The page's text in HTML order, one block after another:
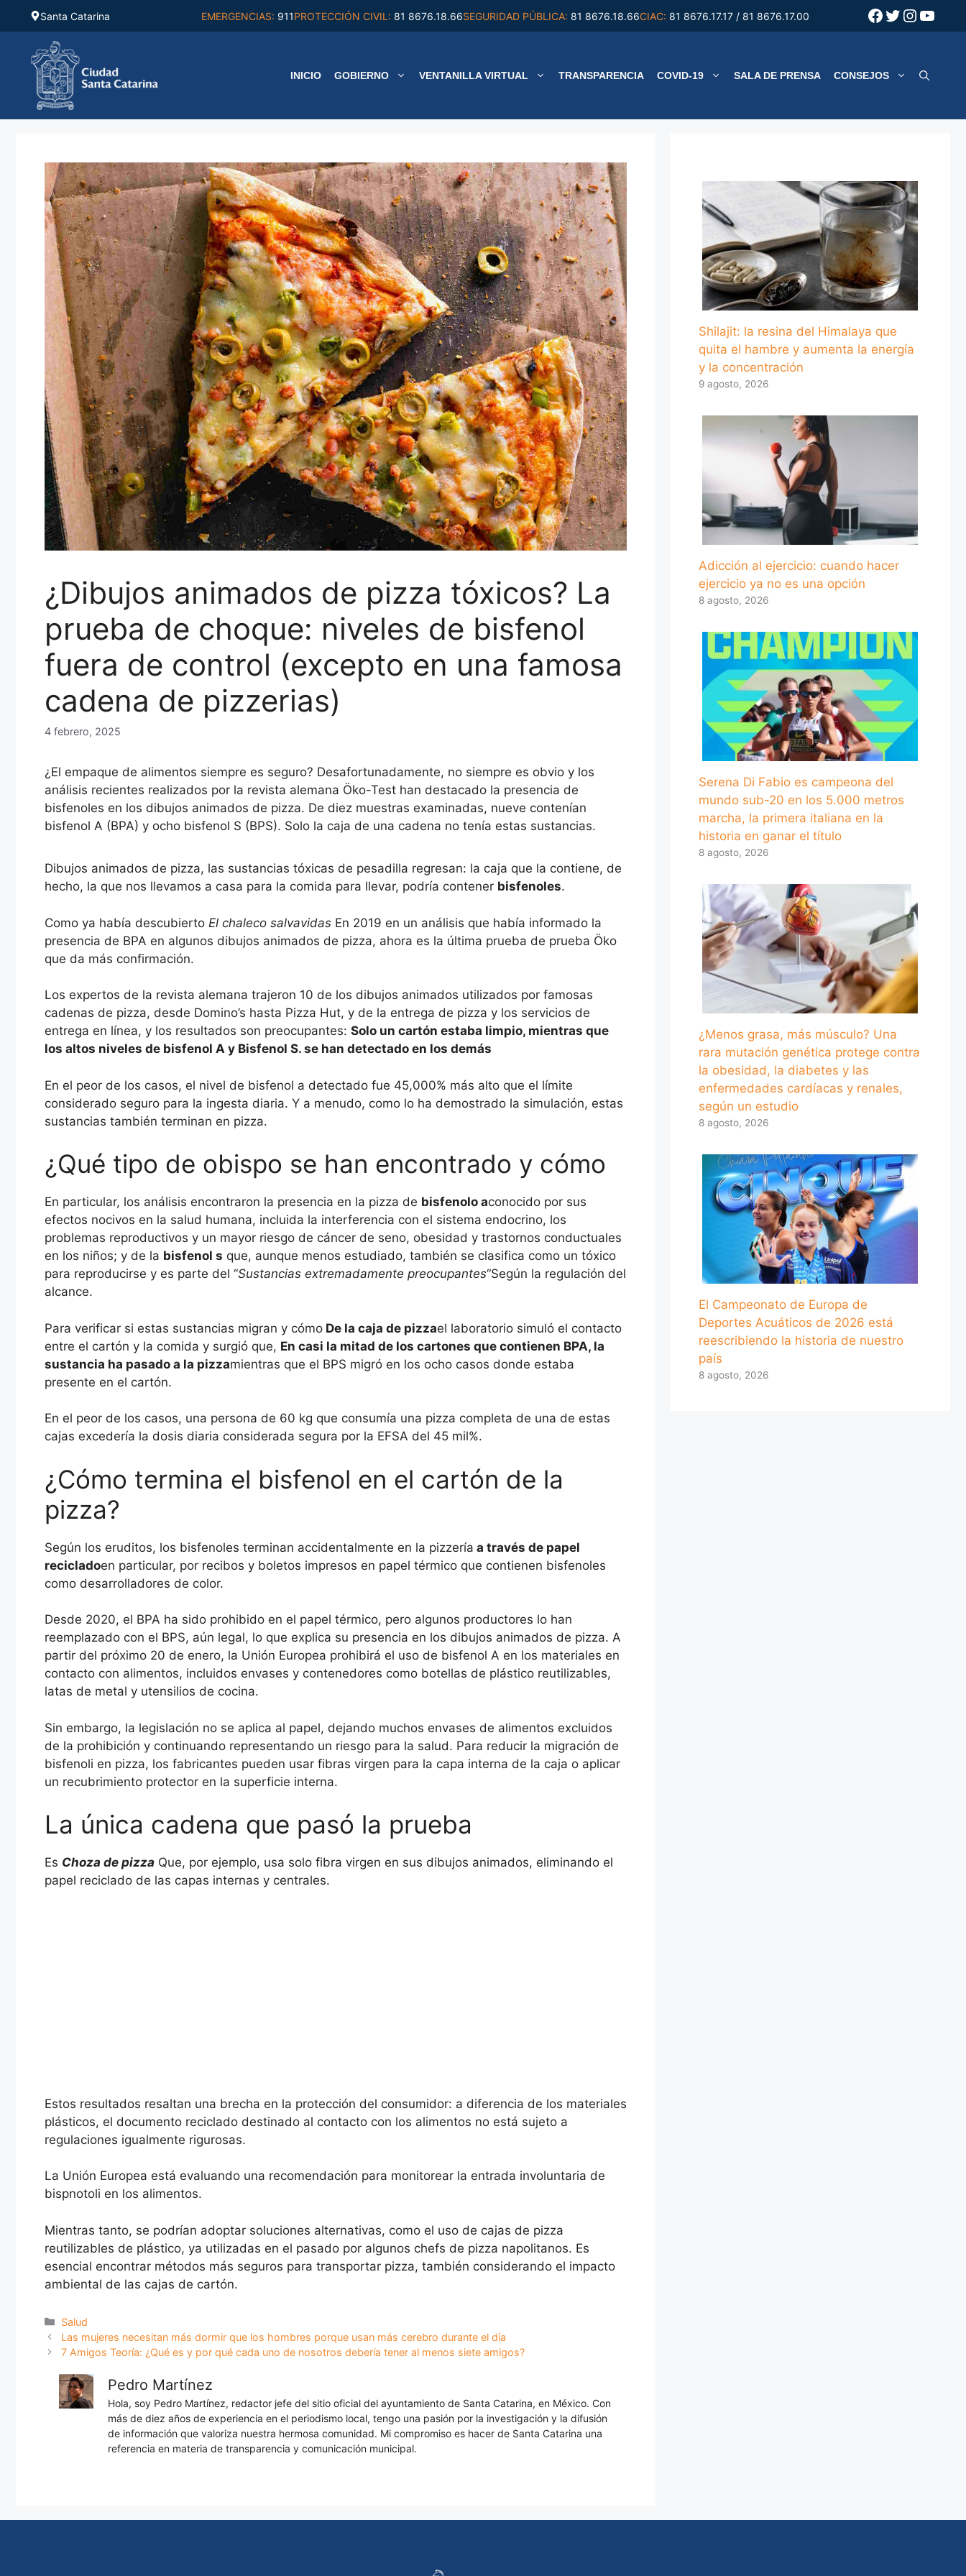
Saltar
contenido
Santa Catarina EMERGENCIAS: 911PROTECCIÓN CIVIL: 81 8676.18.66SEGURIDAD PÚBLICA: 81 8676.18.66CIAC: 81 8676.17.17 / 81 8676.17.00 Facebook
Twitter
INICIO GOBIERNO VENTANILLA VIRTUAL TRANSPARENCIA COVID-19 SALA DE PRENSA CONSEJOS
¿Dibujos animados de pizza tóxicos? La
prueba de choque: niveles de bisfenol
fuera de control (excepto en una famosa
cadena de pizzerias)
4 febrero, 2025
¿El empaque de alimentos siempre es seguro? Desafortunadamente, no siempre es obvio y los
análisis recientes realizados por la revista alemana Öko-Test han destacado la presencia de
bisfenoles en los dibujos animados de pizza. De diez muestras examinadas, nueve contenían
bisfenol A (BPA) y ocho bisfenol S (BPS). Solo la caja de una cadena no tenía estas sustancias.
Dibujos animados de pizza, las sustancias tóxicas de pesadilla regresan: la caja que la contiene, de
hecho, la que nos llevamos a casa para la comida para llevar, podría contener bisfenoles.
Como ya había descubierto El chaleco salvavidas En 2019 en un análisis que había informado la
presencia de BPA en algunos dibujos animados de pizza, ahora es la última prueba de prueba Öko
que da más confirmación.
Los expertos de la revista alemana trajeron 10 de los dibujos animados utilizados por famosas
cadenas de pizza, desde Domino’s hasta Pizza Hut, y de la entrega de pizza y los servicios de
entrega en línea, y los resultados son preocupantes: Solo un cartón estaba limpio, mientras que
los altos niveles de bisfenol A y Bisfenol S. se han detectado en los demás
En el peor de los casos, el nivel de bisfenol a detectado fue 45,000% más alto que el límite
considerado seguro para la ingesta diaria. Y a menudo, como lo ha demostrado la simulación, estas
sustancias también terminan en pizza.
¿Qué tipo de obispo se han encontrado y cómo
En particular, los análisis encontraron la presencia en la pizza de bisfenolo aconocido por sus
efectos nocivos en la salud humana, incluida la interferencia con el sistema endocrino, los
problemas reproductivos y un mayor riesgo de cáncer de seno, obesidad y trastornos conductuales
en los niños; y de la bisfenol s que, aunque menos estudiado, también se clasifica como un tóxico
para reproducirse y es parte del “Sustancias extremadamente preocupantes“Según la regulación del
alcance.
Para verificar si estas sustancias migran y cómo De la caja de pizzael laboratorio simuló el contacto
entre el cartón y la comida y surgió que, En casi la mitad de los cartones que contienen BPA, la
sustancia ha pasado a la pizzamientras que el BPS migró en los ocho casos donde estaba
presente en el cartón.
En el peor de los casos, una persona de 60 kg que consumía una pizza completa de una de estas
cajas excedería la dosis diaria considerada segura por la EFSA del 45 mil%.
¿Cómo termina el bisfenol en el cartón de la
pizza?
Según los eruditos, los bisfenoles terminan accidentalmente en la pizzería a través de papel
recicladoen particular, por recibos y boletos impresos en papel térmico que contienen bisfenoles
como desarrolladores de color.
Desde 2020, el BPA ha sido prohibido en el papel térmico, pero algunos productores lo han
reemplazado con el BPS, aún legal, lo que explica su presencia en los dibujos animados de pizza. A
partir del próximo 20 de enero, la Unión Europea prohibirá el uso de bisfenol A en los materiales en
contacto con alimentos, incluidos envases y contenedores como botellas de plástico reutilizables,
latas de metal y utensilios de cocina.
Sin embargo, la legislación no se aplica al papel, dejando muchos envases de alimentos excluidos
de la prohibición y continuando representando un riesgo para la salud. Para reducir la migración de
bisfenoli en pizza, los fabricantes pueden usar fibras virgen para la capa interna de la caja o aplicar
un recubrimiento protector en la superficie interna.
La única cadena que pasó la prueba
Es Choza de pizza Que, por ejemplo, usa solo fibra virgen en sus dibujos animados, eliminando el
papel reciclado de las capas internas y centrales.
Estos resultados resaltan una brecha en la protección del consumidor: a diferencia de los materiales
plásticos, el documento reciclado destinado al contacto con los alimentos no está sujeto a
regulaciones igualmente rigurosas.
La Unión Europea está evaluando una recomendación para monitorear la entrada involuntaria de
bispnotoli en los alimentos.
Mientras tanto, se podrían adoptar soluciones alternativas, como el uso de cajas de pizza
reutilizables de plástico, ya utilizadas en el pasado por algunos chefs de pizza napolitanos. Es
esencial encontrar métodos más seguros para transportar pizza, también considerando el impacto
ambiental de las cajas de cartón.
Categorías
Salud
Las mujeres necesitan más dormir que los hombres porque usan más cerebro durante el día
7 Amigos Teoría: ¿Qué es y por qué cada uno de nosotros debería tener al menos siete amigos?
Pedro Martínez
Hola, soy Pedro Martínez, redactor jefe del sitio oficial del ayuntamiento de Santa Catarina, en México. Con
más de diez años de experiencia en el periodismo local, tengo una pasión por la investigación y la difusión
de información que valoriza nuestra hermosa comunidad. Mi compromiso es hacer de Santa Catarina una
referencia en materia de transparencia y comunicación municipal.
Shilajit: la resina del Himalaya que
quita el hambre y aumenta la energía
y la concentración
9 agosto, 2026
Adicción al ejercicio: cuando hacer
ejercicio ya no es una opción
8 agosto, 2026
Serena Di Fabio es campeona del
mundo sub-20 en los 5.000 metros
marcha, la primera italiana en la
historia en ganar el título
8 agosto, 2026
¿Menos grasa, más músculo? Una
rara mutación genética protege contra
la obesidad, la diabetes y las
enfermedades cardíacas y renales,
según un estudio
8 agosto, 2026
El Campeonato de Europa de
Deportes Acuáticos de 2026 está
reescribiendo la historia de nuestro
país
8 agosto, 2026